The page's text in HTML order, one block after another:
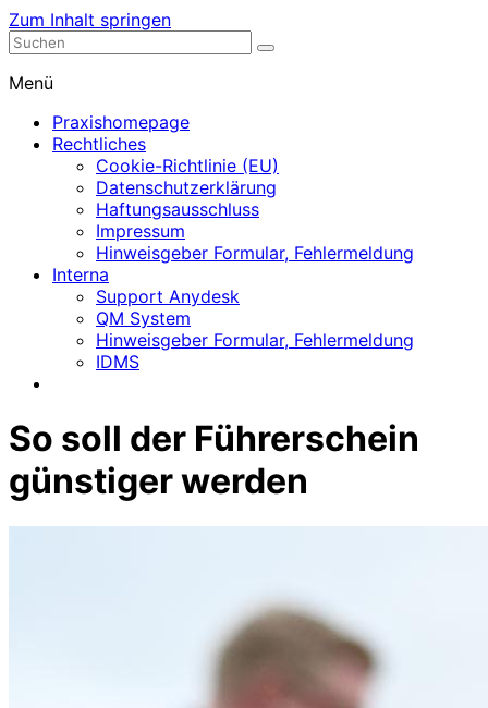
Zum Inhalt springen
Nephrologische Praxis mit Dialyse
Menü
Praxishomepage
Rechtliches
Cookie-Richtlinie (EU)
Datenschutzerklärung
Haftungsausschluss
Impressum
Hinweisgeber Formular, Fehlermeldung
Interna
Support Anydesk
QM System
Hinweisgeber Formular, Fehlermeldung
IDMS
So soll der Führerschein
günstiger werden